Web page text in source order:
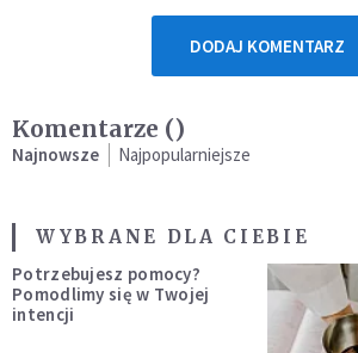
DODAJ KOMENTARZ
Komentarze ()
Najnowsze Najpopularniejsze
WYBRANE DLA CIEBIE
Potrzebujesz pomocy?
Pomodlimy się w Twojej
intencji